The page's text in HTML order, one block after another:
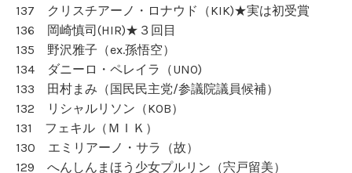
137 クリスチアーノ・ロナウド（KIK)★実は初受賞
136 岡崎慎司(HIR)★３回目
135 野沢雅子（ex.孫悟空）
134 ダニーロ・ペレイラ（UNO)
133 田村まみ（国民民主党/参議院議員候補）
132 リシャルリソン（KOB）
131 フェキル（ＭＩＫ）
130 エミリアーノ・サラ（故）
129 へんしんまほう少女プルリン（宍戸留美）